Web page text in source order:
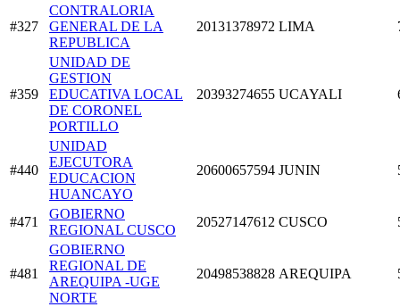
#327
CONTRALORIA
GENERAL DE LA
REPUBLICA
20131378972 LIMA
#359
UNIDAD DE
GESTION
EDUCATIVA LOCAL
DE CORONEL
PORTILLO
20393274655 UCAYALI
#440
UNIDAD
EJECUTORA
EDUCACION
HUANCAYO
20600657594 JUNIN
#471
GOBIERNO
REGIONAL CUSCO
20527147612 CUSCO
#481
GOBIERNO
REGIONAL DE
AREQUIPA -UGE
NORTE
20498538828 AREQUIPA